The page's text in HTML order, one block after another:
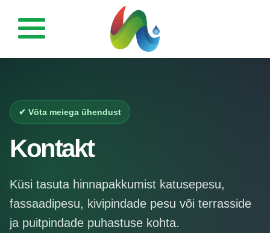
Fassaadipesu
Katusepesu
pindade puhastus
Terrasside ja
puitpindade puhastus
✔ Võta meiega ühendust
Kontakt
Küsi tasuta hinnapakkumist katusepesu,
fassaadipesu, kivipindade pesu või terrasside
ja puitpindade puhastuse kohta.